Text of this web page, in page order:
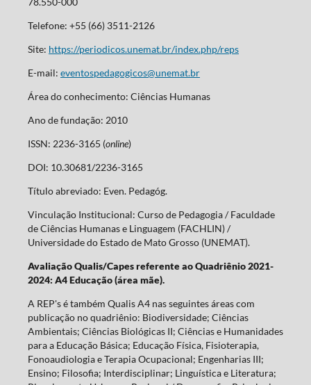
Telefone: +55 (66) 3511-2126
Site: https://periodicos.unemat.br/index.php/reps
E-mail: eventospedagogicos@unemat.br
Área do conhecimento: Ciências Humanas
Ano de fundação: 2010
ISSN: 2236-3165 (online)
DOI: 10.30681/2236-3165
Título abreviado: Even. Pedagóg.
Vinculação Institucional: Curso de Pedagogia / Faculdade
de Ciências Humanas e Linguagem (FACHLIN) /
Universidade do Estado de Mato Grosso (UNEMAT).
Avaliação Qualis/Capes referente ao Quadriênio 2021-
2024: A4 Educação (área mãe).
A REP's é também Qualis A4 nas seguintes áreas com
publicação no quadriênio: Biodiversidade; Ciências
Ambientais; Ciências Biológicas II; Ciências e Humanidades
para a Educação Básica; Educação Física, Fisioterapia,
Fonoaudiologia e Terapia Ocupacional; Engenharias III;
Ensino; Filosofia; Interdisciplinar; Linguística e Literatura;